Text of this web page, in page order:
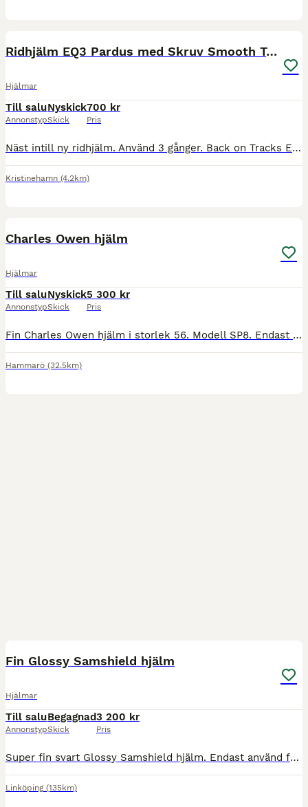
Ridhjälm EQ3 Pardus med Skruv Smooth Top Svart
Hjälmar
Till salu
Annonstyp
Nyskick
Skick
700 kr
Pris
Näst intill ny ridhjälm. Använd 3 gånger. Back on Tracks EQ3 Pardus Skruv Smooth Top är en elegant, svart ridhjälm med matt yta. Hjälmens funktionella ventilationshål gör inte bara att en optimal a
Kristinehamn (4.2km)
Charles Owen hjälm
Hjälmar
Till salu
Annonstyp
Nyskick
Skick
5 300 kr
Pris
Fin Charles Owen hjälm i storlek 56. Modell SP8. Endast använd vid ett fåtal tillfällen. Aldrig tappad eller avramlad i.
Hammarö (32.5km)
Fin Glossy Samshield hjälm
Hjälmar
Till salu
Annonstyp
Begagnad
Skick
3 200 kr
Pris
Super fin svart Glossy Samshield hjälm. Endast använd fåtalet gånger. Aldrig tappad eller avramlad i. Storlek 55M. Åker ner till Falsterbo 9/7-12/7 om man vill plocka upp den påvägen eller i Skåne😊
Linköping (135km)